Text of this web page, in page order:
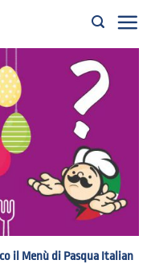
il Menù di Pasqua Italian